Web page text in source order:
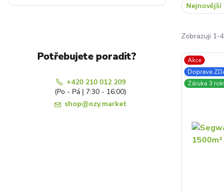
Nejnovější
Zobrazuji 1-
Akce
Doprava
Záruka 3
Potřebujete poradit?
+420 210 012 209
(Po - Pá | 7:30 - 16:00)
shop@ozy.market